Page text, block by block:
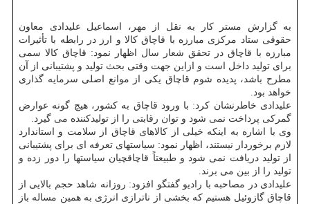
به گزارش مستر کار به نقل از مهر، اسماعیل علیدادی معاون
حقوقی ستاد مرکزی مبارزه با قاچاق کالا و ارز در رابطه با تأثیرات
مبارزه با قاچاق در تحقق شعار سال اظهار نمود: قاچاق کالا سمی
برای تولید داخل است و ازاین جهت وقتی بحث تولید و پشتیبانی از آن
مطرح باشد، پدیده شوم قاچاق یکی از موانع اصلی سرمایه گذاری
خواهد بود.
علیدادی خاطرنشان کرد: با ورود قاچاق به کشور، هیچ گونه عوارض
گمرکی پرداخت نمی شود و توان رقابتی را از تولیدکننده می گیرد.
وی با اشاره به اینکه خیلی از کالاهای قاچاق از سلامت و استاندارد
لازم برخوردار نیستند، اظهار نمود: سیاستهای تعرفه ای برای پشتیبانی
از تولید دریافت نمی شود و طبیعتاً قاچاقچیان سیاستها را دور زده و
تولید را از بین می برند.
علیدادی در مصاحبه با رادیو گفتگو افزود: روزانه شاهد حجم بالایی از
قاچاق گازوئیل هستیم که بخشی از ناترازی انرژی به همین مساله باز